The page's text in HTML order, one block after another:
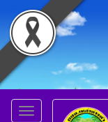
Toggle